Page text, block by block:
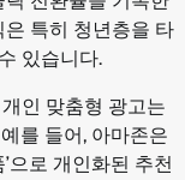
특히 청년층을 타
있습니다.
인 맞춤형 광고는
를 들어, 아마존은
으로 개인화된 추천